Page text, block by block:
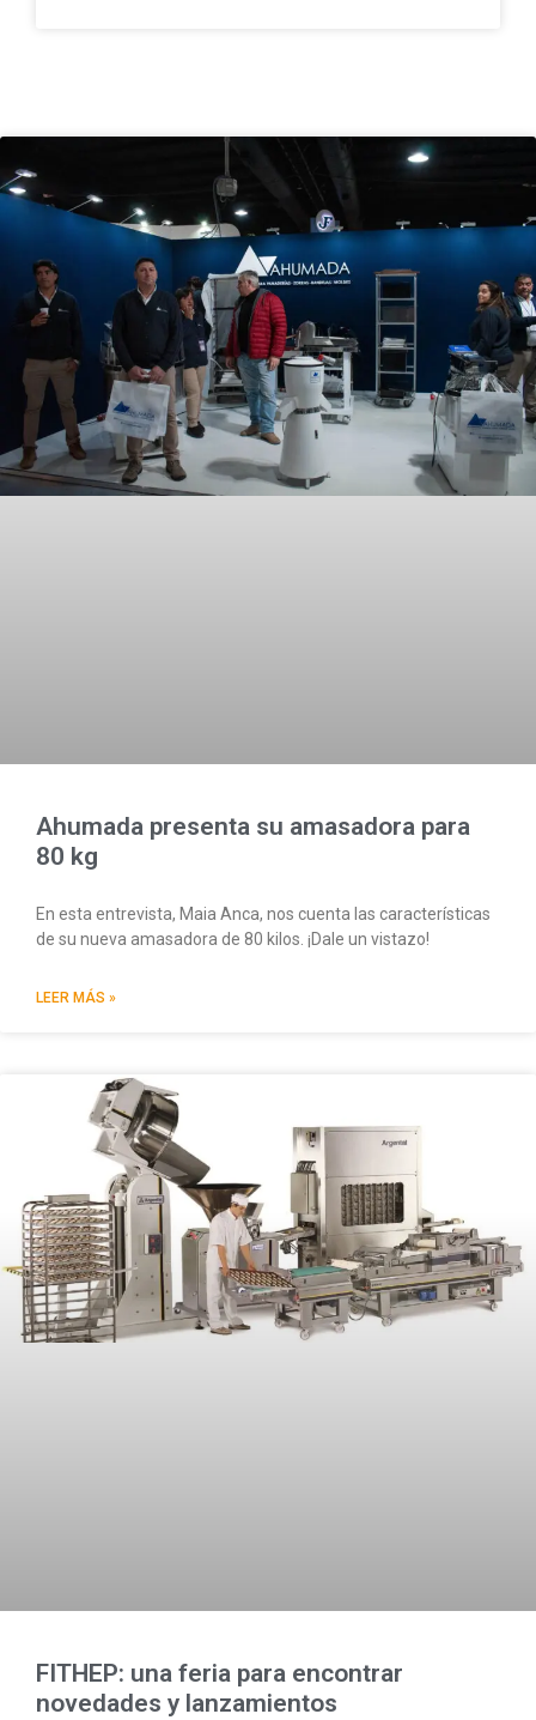
Ahumada presenta su amasadora para
80 kg
En esta entrevista, Maia Anca, nos cuenta las características
de su nueva amasadora de 80 kilos. ¡Dale un vistazo!
LEER MÁS »
FITHEP: una feria para encontrar
novedades y lanzamientos